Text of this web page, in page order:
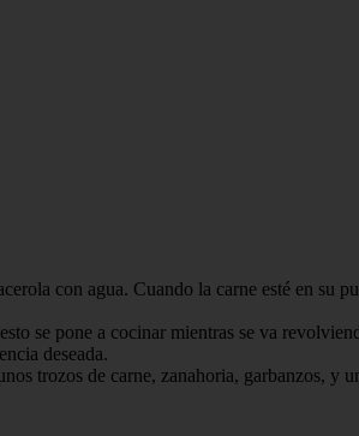
con agua. Cuando la carne esté en su
se pone a cocinar mientras se va
deseada.
trozos de carne, zanahoria, garbanzos, y